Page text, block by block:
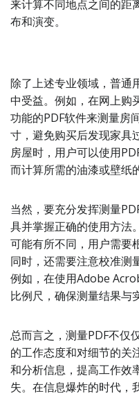
来计算不同地点之间的距
布和演变。
除了上述专业领域，普通
中受益。例如，在网上购
功能的PDF软件来测量房
寸，避免购买后发现家具
房屋时，用户可以使用
而计算所需的油漆或壁纸
当然，要充分发挥测量
具并掌握正确的使用方法
可能有所不同，用户需要
同时，还需要注意校准测
例如，在使用Adobe
比例尺，确保测量结果与
总而言之，测量PDF不仅
的工作态度和对细节的关
和分析信息，提高工作效
失。在信息爆炸的时代，